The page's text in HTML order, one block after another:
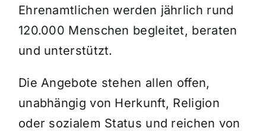
Ehrenamtlichen werden jährlich rund
120.000 Menschen begleitet, beraten
und unterstützt.
Die Angebote stehen allen offen,
unabhängig von Herkunft, Religion
oder sozialem Status und reichen von